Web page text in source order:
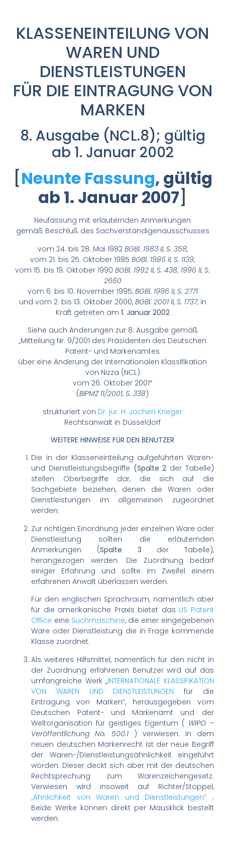
KLASSENEINTEILUNG VON
WAREN UND
DIENSTLEISTUNGEN
FÜR DIE EINTRAGUNG VON
MARKEN
8. Ausgabe (NCL.8); gültig
ab 1. Januar 2002
[Neunte Fassung, gültig
ab 1. Januar 2007]
Neufassung mit erläuternden Anmerkungen
gemäß Beschluß des Sachverständigenausschusses
vom 24. bis 28. Mai 1982 BGBl. 1983 II, S. 358,
vom 21. bis 25. Oktober 1985 BGBl. 1986 II, S. 1139,
vom 15. bis 19. Oktober 1990 BGBl. 1992 II, S. 438; 1996 II, S.
2660
vom 6. bis 10. November 1995, BGBl. 1996 II, S. 2771
und vom 2. bis 13. Oktober 2000, BGBl. 2001 II, S. 1737, in
Kraft getreten am 1. Januar 2002
Siehe auch Änderungen zur 8. Ausgabe gemäß
„Mitteilung Nr. 9/2001 des Präsidenten des Deutschen
Patent- und Markenamtes
über eine Änderung der Internationalen Klassifikation
von Nizza (NCL)
vom 26. Oktober 2001″
(BlPMZ 11/2001, S. 338)
strukturiert von Dr. jur. H. Jochen Krieger
Rechtsanwalt in Düsseldorf
WEITERE HINWEISE FÜR DEN BENUTZER
Die in der Klasseneinteilung aufgeführten Waren-
und Dienstleistungsbegriffe (Spalte 2 der Tabelle)
stellen Oberbegriffe dar, die sich auf die
Sachgebiete beziehen, denen die Waren oder
Dienstleistungen im allgemeinen zugeordnet
werden.
Zur richtigen Einordnung jeder einzelnen Ware oder
Dienstleistung sollten die erläuternden
Anmerkungen (Spalte 3 der Tabelle),
herangezogen werden. Die Zuordnung bedarf
einiger Erfahrung und sollte im Zweifel einem
erfahrenen Anwalt überlassen werden.
Für den englischen Sprachraum, namentlich aber
für die amerikanische Praxis bietet das US Patent
Office eine Suchmaschine, die einer eingegebenen
Ware oder Dienstleistung die in Frage kommende
Klasse zuordnet.
Als weiteres Hilfsmittel, namentlich für den nicht in
der Zuordnung erfahrenen Benutzer wird auf das
umfangreiche Werk „INTERNATIONALE KLASSIFIKATION
VON WAREN UND DIENSTLEISTUNGEN für die
Eintragung von Marken“, herausgegeben vom
Deutschen Patent- und Markenamt und der
Weltorganisation für geistiges Eigentum ( WIPO –
Veröffentlichung No. 500.1 ) verwiesen. In dem
neuen deutschen Markenrecht ist der neue Begriff
der Waren-/Dienstleistungsähnlichkeit eingeführt
worden. Dieser deckt sich aber mit der deutschen
Rechtsprechung zum Warenzeichengesetz.
Verwiesen wird insoweit auf Richter/Stoppel,
„Ähnlichkeit von Waren und Dienstleistungen“ .
Beide Werke können direkt per Mausklick bestellt
werden.